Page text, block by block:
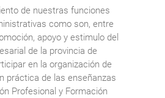
de nuestras funciones
como son, entre
apoyo y estimulo del
de la provincia de
en la organización de
práctica de las enseñanzas
Profesional y Formación